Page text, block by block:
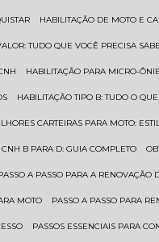
HABILITAÇÃO DE MOTO E
TUDO QUE VOCÊ PRECISA
HABILITAÇÃO PARA MICRO-
HABILITAÇÃO TIPO B: TUDO O
CARTEIRAS PARA MOTO:
CNH B PARA D: GUIA COMPLETO
PASSO A PASSO PARA A
MOTO PASSO A PASSO PARA
PASSOS ESSENCIAIS PARA